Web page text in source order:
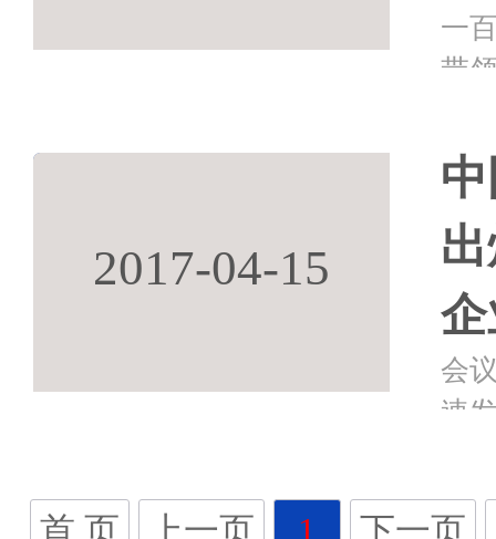
一
带
景
央
2017-04-15
会
速
在
首 页 上一页 1 下一页